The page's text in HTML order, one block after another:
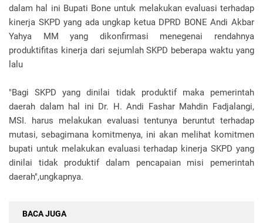
dalam hal ini Bupati Bone untuk melakukan evaluasi terhadap
kinerja SKPD yang ada ungkap ketua DPRD BONE Andi Akbar
Yahya MM yang dikonfirmasi menegenai rendahnya
produktifitas kinerja dari sejumlah SKPD beberapa waktu yang
lalu
"Bagi SKPD yang dinilai tidak produktif maka pemerintah
daerah dalam hal ini Dr. H. Andi Fashar Mahdin Fadjalangi,
MSI. harus melakukan evaluasi tentunya beruntut terhadap
mutasi, sebagimana komitmenya, ini akan melihat komitmen
bupati untuk melakukan evaluasi terhadap kinerja SKPD yang
dinilai tidak produktif dalam pencapaian misi pemerintah
daerah",ungkapnya.
BACA JUGA